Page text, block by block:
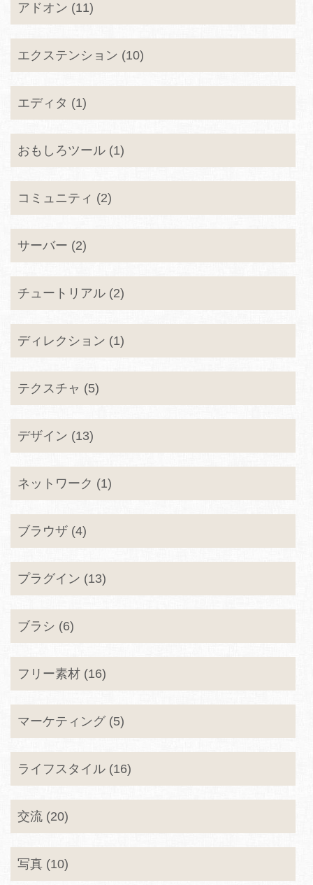
アドオン (11)
エクステンション (10)
エディタ (1)
おもしろツール (1)
コミュニティ (2)
サーバー (2)
チュートリアル (2)
ディレクション (1)
テクスチャ (5)
デザイン (13)
ネットワーク (1)
ブラウザ (4)
プラグイン (13)
ブラシ (6)
フリー素材 (16)
マーケティング (5)
ライフスタイル (16)
交流 (20)
写真 (10)